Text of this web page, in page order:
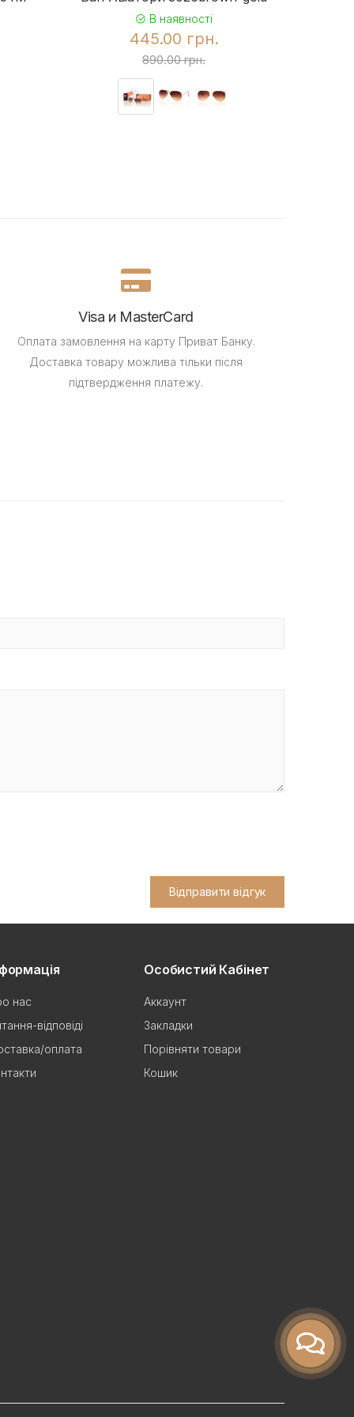
В наявності
445.00 грн.
890.00 грн.
Visa и MasterCard
Оплата замовлення на карту Приват Банку.
Доставка товару можлива тільки після
підтвердження платежу.
Відправити відгук
нас
відповіді
оплата
Особистий Кабінет
Аккаунт
Закладки
Порівняти товари
Кошик